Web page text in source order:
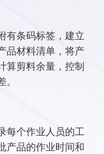
有条码标签，建立
品材料清单，将产
算剪料余量，控制
每个作业人员的工
产品的作业时间和